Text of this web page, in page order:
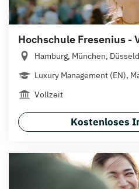
Hochschule Fresenius -
Hamburg, München,
Luxury Management (EN),
Vollzeit
Kostenloses